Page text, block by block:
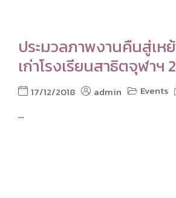
ประมวลภาพงานคืนสู่เห
เก่าโรงเรียนสาธิตจุฬาฯ
17/12/2018 admin Events
...